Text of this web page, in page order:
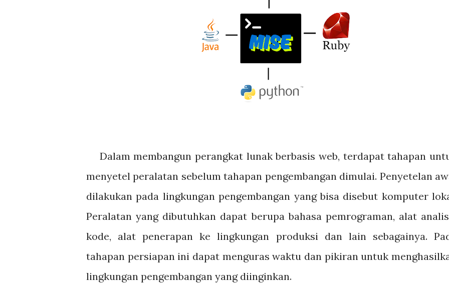
Dalam membangun perangkat lunak berbasis web, terdapat tahapan
menyetel peralatan sebelum tahapan pengembangan dimulai. Penyetelan
dilakukan pada lingkungan pengembangan yang bisa disebut komputer
Peralatan yang dibutuhkan dapat berupa bahasa pemrograman, alat
kode, alat penerapan ke lingkungan produksi dan lain sebagainya.
tahapan persiapan ini dapat menguras waktu dan pikiran untuk
lingkungan pengembangan yang diinginkan.